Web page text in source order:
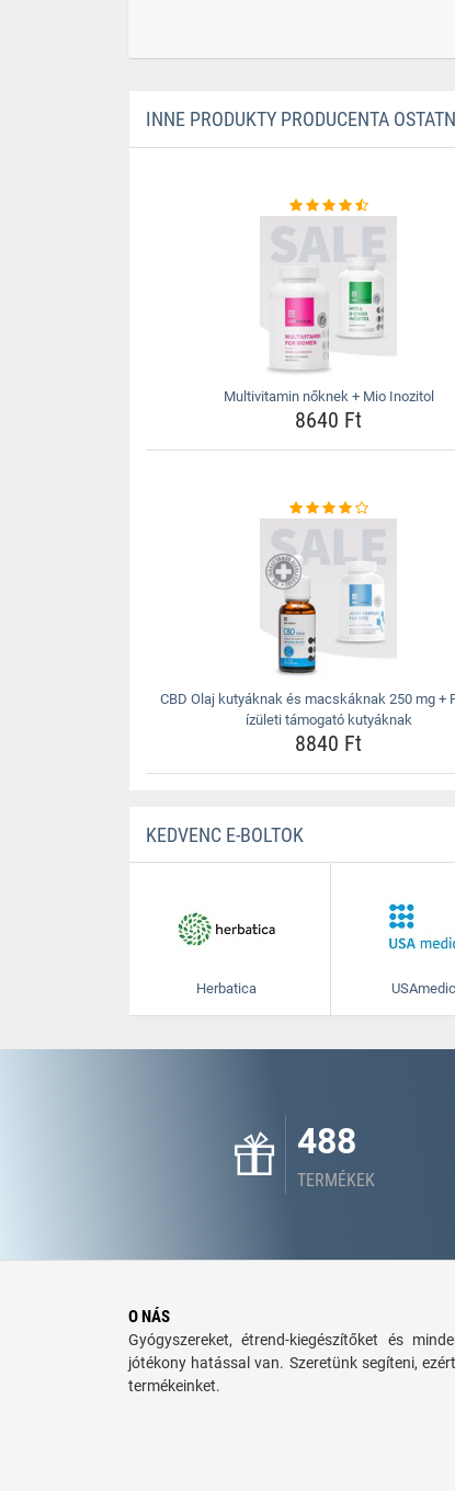
INNE PRODUKTY PRODUCENTA
Multivitamin nőknek + Mio Inozitol
8640 Ft
CBD Olaj kutyáknak és macskáknak 250 mg +
ízületi támogató kutyáknak
8840 Ft
KEDVENC E-BOLTOK
Herbatica
488
TERMÉKEK
O NÁS
Gyógyszereket, étrend-kiegészítőket és
jótékony hatással van. Szeretünk segíteni,
termékeinket.